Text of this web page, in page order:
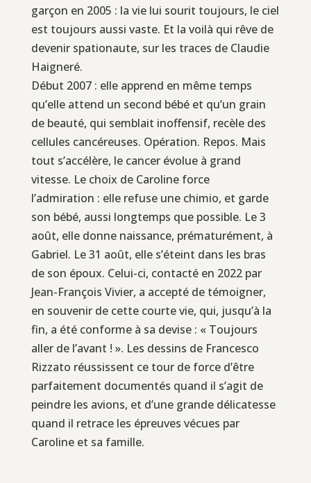
garçon en 2005 : la vie lui sourit toujours, le ciel
est toujours aussi vaste. Et la voilà qui rêve de
devenir spationaute, sur les traces de Claudie
Haigneré.
Début 2007 : elle apprend en même temps
qu’elle attend un second bébé et qu’un grain
de beauté, qui semblait inoffensif, recèle des
cellules cancéreuses. Opération. Repos. Mais
tout s’accélère, le cancer évolue à grand
vitesse. Le choix de Caroline force
l’admiration : elle refuse une chimio, et garde
son bébé, aussi longtemps que possible. Le 3
août, elle donne naissance, prématurément, à
Gabriel. Le 31 août, elle s’éteint dans les bras
de son époux. Celui-ci, contacté en 2022 par
Jean-François Vivier, a accepté de témoigner,
en souvenir de cette courte vie, qui, jusqu’à la
fin, a été conforme à sa devise : « Toujours
aller de l’avant ! ». Les dessins de Francesco
Rizzato réussissent ce tour de force d’être
parfaitement documentés quand il s’agit de
peindre les avions, et d’une grande délicatesse
quand il retrace les épreuves vécues par
Caroline et sa famille.